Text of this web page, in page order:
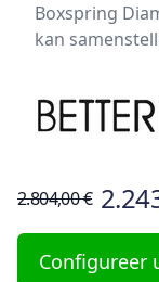
Boxspring
kan
2.804,00 €
Configureer